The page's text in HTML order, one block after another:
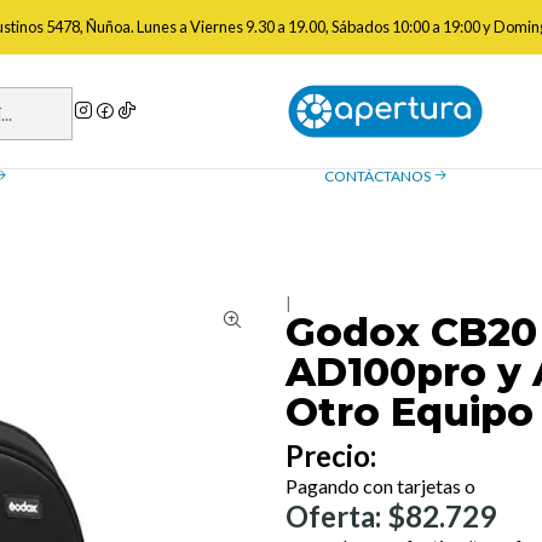
5478, Ñuñoa. Lunes a Viernes 9.30 a 19.00, Sábados 10:00 a 19:00 y
Mochilas Godox CB20 Mochila Para Flash AD100pro y
de reembolso
necesitas saber sobre las
Contáctanos
¿Tienes preguntas? Estamos
CONTÁCTANOS
Godox
AD100pro y
Otro
Precio:
Pagando con tarjetas o
Oferta: $82.729